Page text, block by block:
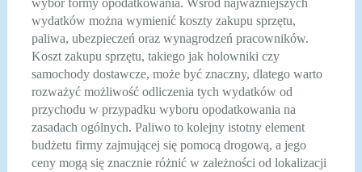
wydatków można wymienić koszty zakupu sprzętu,
paliwa, ubezpieczeń oraz wynagrodzeń pracowników.
Koszt zakupu sprzętu, takiego jak holowniki czy
samochody dostawcze, może być znaczny, dlatego warto
rozważyć możliwość odliczenia tych wydatków od
przychodu w przypadku wyboru opodatkowania na
zasadach ogólnych. Paliwo to kolejny istotny element
budżetu firmy zajmującej się pomocą drogową, a jego
ceny mogą się znacznie różnić w zależności od lokalizacji